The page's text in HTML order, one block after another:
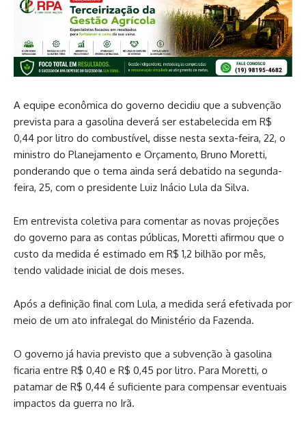
A equipe econômica do governo decidiu que a subvenção
prevista para a gasolina deverá ser estabelecida em R$
0,44 por litro do combustível, disse nesta sexta-feira, 22, o
ministro do Planejamento e Orçamento, Bruno Moretti,
ponderando que o tema ainda será debatido na segunda-
feira, 25, com o presidente Luiz Inácio Lula da Silva.
Em entrevista coletiva para comentar as novas projeções
do governo para as contas públicas, Moretti afirmou que o
custo da medida é estimado em R$ 1,2 bilhão por mês,
tendo validade inicial de dois meses.
Após a definição final com Lula, a medida será efetivada por
meio de um ato infralegal do Ministério da Fazenda.
O governo já havia previsto que a subvenção à gasolina
ficaria entre R$ 0,40 e R$ 0,45 por litro. Para Moretti, o
patamar de R$ 0,44 é suficiente para compensar eventuais
impactos da guerra no Irã.